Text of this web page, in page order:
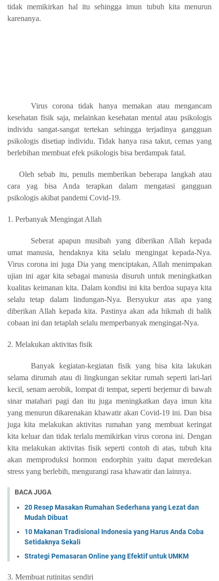
tidak memikirkan hal itu sehingga imun tubuh kita menurun
karenanya.
Virus corona tidak hanya memakan atau mengancam
kesehatan fisik saja, melainkan kesehatan mental atau psikologis
individu sangat-sangat tertekan sehingga terjadinya gangguan
psikologis disetiap individu. Tidak hanya rasa takut, cemas yang
berlebihan membuat efek psikologis bisa berdampak fatal.
Oleh sebab itu, penulis memberikan beberapa langkah atau
cara yag bisa Anda terapkan dalam mengatasi gangguan
psikologis akibat pandemi Covid-19.
1. Perbanyak Mengingat Allah
Seberat apapun musibah yang diberikan Allah kepada
umat manusia, hendaknya kita selalu mengingat kepada-Nya.
Virus corona ini juga Dia yang menciptakan, Allah menimpakan
ujian ini agar kita sebagai manusia disuruh untuk meningkatkan
kualitas keimanan kita. Dalam kondisi ini kita berdoa supaya kita
selalu tetap dalam lindungan-Nya. Bersyukur atas apa yang
diberikan Allah kepada kita. Pastinya akan ada hikmah di balik
cobaan ini dan tetaplah selalu memperbanyak mengingat-Nya.
2. Melakukan aktivitas fisik
Banyak kegiatan-kegiatan fisik yang bisa kita lakukan
selama dirumah atau di lingkungan sekitar rumah seperti lari-lari
kecil, senam aerobik, lompat di tempat, seperti berjemur di bawah
sinar matahari pagi dan itu juga meningkatkan daya imun kita
yang menurun dikarenakan khawatir akan Covid-19 ini. Dan bisa
juga kita melakukan aktivitas rumahan yang membuat keringat
kita keluar dan tidak terlalu memikirkan virus corona ini. Dengan
kita melakukan aktivitas fisik seperti contoh di atas, tubuh kita
akan memproduksi hormon endorphin yaitu dapat meredekan
stress yang berlebih, mengurangi rasa khawatir dan lainnya.
BACA JUGA
20 Resep Masakan Rumahan Sederhana yang Lezat dan
Mudah Dibuat
10 Makanan Tradisional Indonesia yang Harus Anda Coba
Setidaknya Sekali
Strategi Pemasaran Online yang Efektif untuk UMKM
3. Membuat rutinitas sendiri